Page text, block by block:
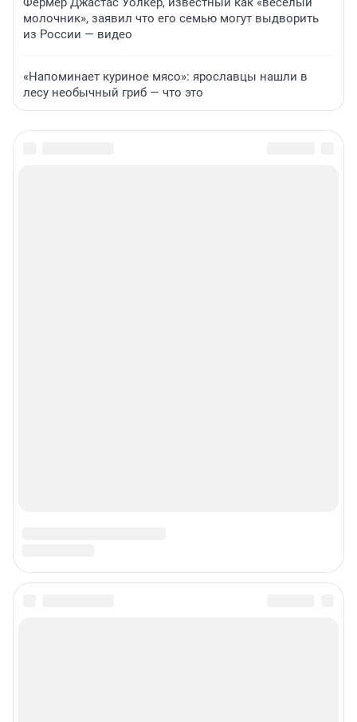
молочник», заявил что его семью могут выдворить
из России — видео
«Напоминает куриное мясо»: ярославцы нашли в
лесу необычный гриб — что это